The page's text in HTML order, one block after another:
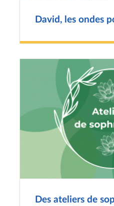
David, les ondes
Des ateliers de